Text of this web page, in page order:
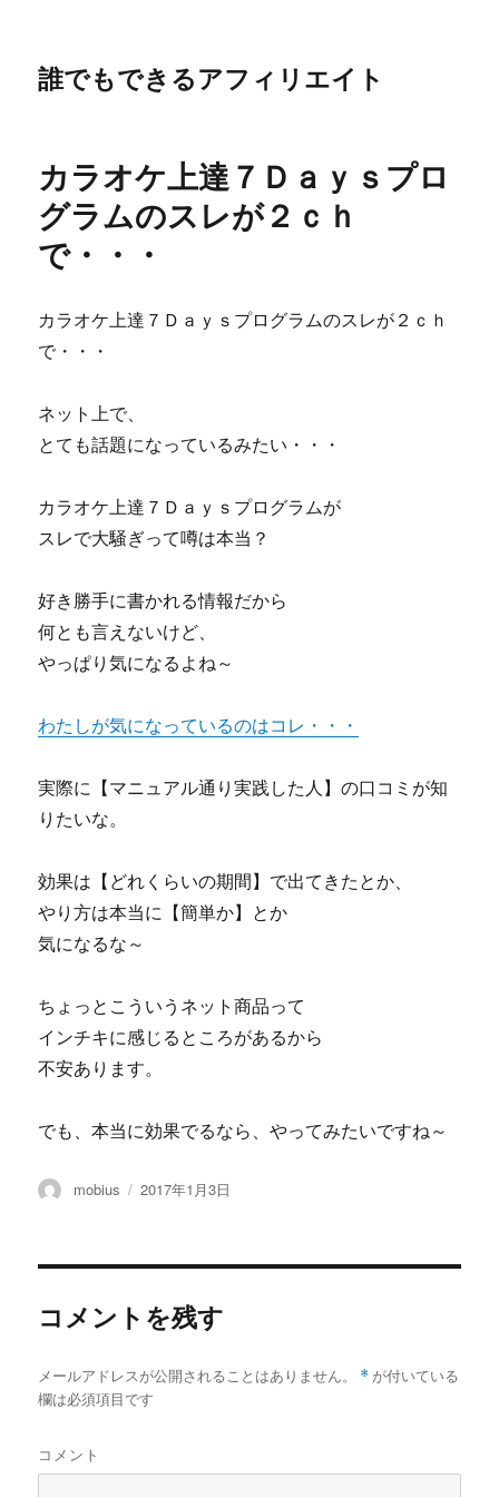
誰でもできるアフィリエイト
カラオケ上達７Ｄａｙｓプロ
グラムのスレが２ｃｈ
で・・・
カラオケ上達７Ｄａｙｓプログラムのスレが２ｃｈ
で・・・
ネット上で、
とても話題になっているみたい・・・
カラオケ上達７Ｄａｙｓプログラムが
スレで大騒ぎって噂は本当？
好き勝手に書かれる情報だから
何とも言えないけど、
やっぱり気になるよね～
わたしが気になっているのはコレ・・・
実際に【マニュアル通り実践した人】の口コミが知
りたいな。
効果は【どれくらいの期間】で出てきたとか、
やり方は本当に【簡単か】とか
気になるな～
ちょっとこういうネット商品って
インチキに感じるところがあるから
不安あります。
でも、本当に効果でるなら、やってみたいですね～
投
mobius
投
2017年1月3日
コメントを残す
メールアドレスが公開されることはありません。 * が付いている
欄は必須項目です
コメント